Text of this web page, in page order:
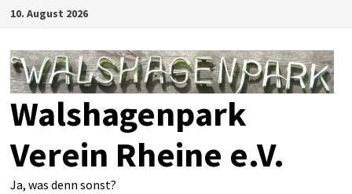
Zum
springen
10. August 2026
Walshagenpark
Verein Rheine e.V.
Ja, was denn sonst?